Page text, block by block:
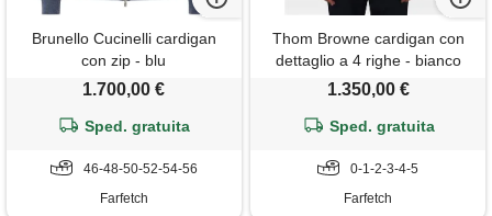
Brunello Cucinelli cardigan
con zip - blu
1.700,00 €
Sped. gratuita
46-48-50-52-54-56
Farfetch
Thom Browne cardigan con
dettaglio a 4 righe - bianco
1.350,00 €
Sped. gratuita
0-1-2-3-4-5
Farfetch